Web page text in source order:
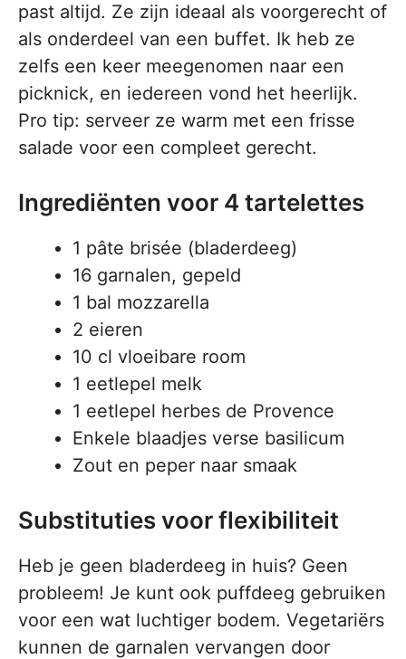
past altijd. Ze zijn ideaal als voorgerecht of
als onderdeel van een buffet. Ik heb ze
zelfs een keer meegenomen naar een
picknick, en iedereen vond het heerlijk.
Pro tip: serveer ze warm met een frisse
salade voor een compleet gerecht.
Ingrediënten voor 4 tartelettes
1 pâte brisée (bladerdeeg)
16 garnalen, gepeld
1 bal mozzarella
2 eieren
10 cl vloeibare room
1 eetlepel melk
1 eetlepel herbes de Provence
Enkele blaadjes verse basilicum
Zout en peper naar smaak
Substituties voor flexibiliteit
Heb je geen bladerdeeg in huis? Geen
probleem! Je kunt ook puffdeeg gebruiken
voor een wat luchtiger bodem. Vegetariërs
kunnen de garnalen vervangen door